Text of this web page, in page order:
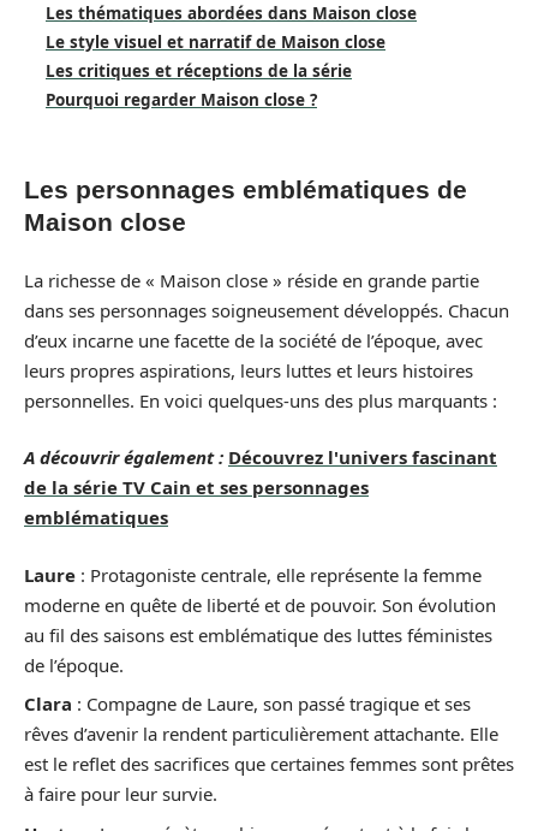
Les thématiques abordées dans Maison close
Le style visuel et narratif de Maison close
Les critiques et réceptions de la série
Pourquoi regarder Maison close ?
Les personnages emblématiques de
Maison close
La richesse de « Maison close » réside en grande partie
dans ses personnages soigneusement développés. Chacun
d’eux incarne une facette de la société de l’époque, avec
leurs propres aspirations, leurs luttes et leurs histoires
personnelles. En voici quelques-uns des plus marquants :
A découvrir également : Découvrez l'univers fascinant
de la série TV Cain et ses personnages
emblématiques
Laure : Protagoniste centrale, elle représente la femme
moderne en quête de liberté et de pouvoir. Son évolution
au fil des saisons est emblématique des luttes féministes
de l’époque.
Clara : Compagne de Laure, son passé tragique et ses
rêves d’avenir la rendent particulièrement attachante. Elle
est le reflet des sacrifices que certaines femmes sont prêtes
à faire pour leur survie.